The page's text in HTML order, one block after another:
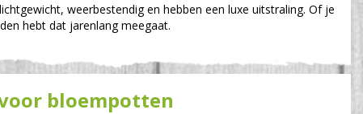
weerbestendig en hebben een luxe uitstraling. Of je
hebt dat jarenlang meegaat.
bloempotten